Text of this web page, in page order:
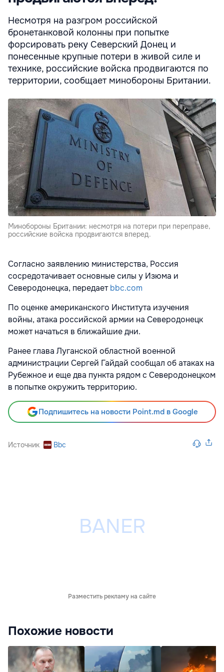
Несмотря на разгром российской
бронетанковой колонны при попытке
форсировать реку Северский Донец и
понесенные крупные потери в живой силе и
технике, российские войска продвигаются по
территории, сообщает минобороны Британии.
Минобороны Британии: несмотря на потери при переправе,
российские войска продвигаются вперед.
Согласно заявлению министерства, Россия
сосредотачивает основные силы у Изюма и
Северодонецка, передаетbbc.com
По оценке американского Института изучения
войны, атака российской армии на Северодонецк
может начаться в ближайшие дни.
Ранее глава Луганской областной военной
администрации Сергей Гайдай сообщал об атаках на
Рубежное и еще два пункта рядом с Северодонецком
в попытке окружить территорию.
Подпишитесь на новости Point.md в Google
Источник Bbc
Разместить рекламу на сайте
Похожие новости